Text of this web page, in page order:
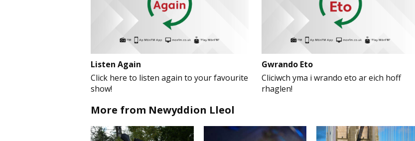
Listen Again
Click here to listen again to your favourite
show!
Gwrando Eto
Cliciwch yma i wrando eto ar eich hoff
rhaglen!
More from Newyddion Lleol